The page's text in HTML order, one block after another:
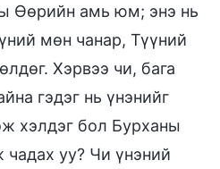
Өөрийн амь юм; энэ нь
мөн чанар, Түүний
Хэрвээ чи, бага
гэдэг нь үнэнийг
хэлдэг бол Бурханы
уу? Чи үнэний